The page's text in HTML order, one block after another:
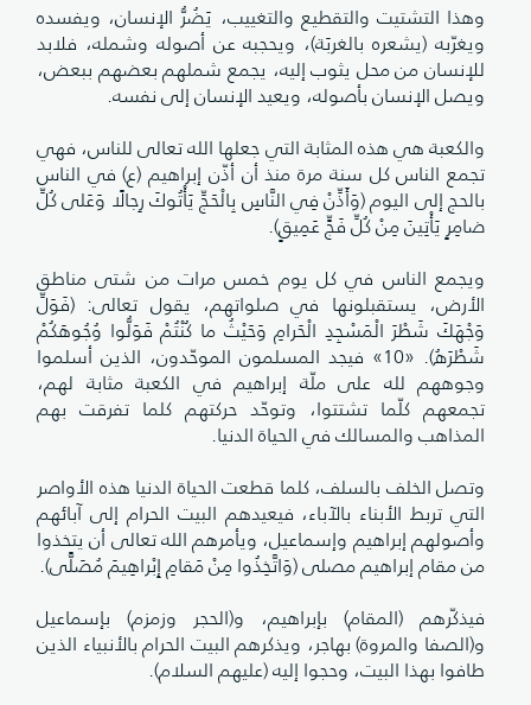
وهذا التشتيت والتقطيع والتغييب، يَضُرُّ الإنسان، ويفسده
ويغرّبه (يشعره بالغربَة)، ويحجبه عن أصوله وشمله، فلابد
للإنسان من محل يثوب إليه، يجمع شملهم بعضهم ببعض،
ويصل الإنسان بأصوله، ويعيد الإنسان إلى نفسه.
والكعبة هي هذه المثابة التي جعلها الله تعالى للناس، فهي
تجمع الناس كل سنة مرة منذ أن أذّن إبراهيم (ع) في الناس
بالحج إلى اليوم (وَأَذِّنْ فِي النَّاسِ بِالْحَجِّ يَأْتُوكَ رِجالًا وَعَلى كُلِّ
ضامِرٍ يَأْتِينَ مِنْ كُلِّ فَجٍّ عَمِيقٍ).
ويجمع الناس في كل يوم خمس مرات من شتى مناطق
الأرض، يستقبلونها في صلواتهم، يقول تعالى: (فَوَلِّ
وَجْهَكَ شَطْرَ الْمَسْجِدِ الْحَرامِ وَحَيْثُ ما كُنْتُمْ فَوَلُّوا وُجُوهَكُمْ
شَطْرَهُ). «10» فيجد المسلمون الموحّدون، الذين أسلموا
وجوههم لله على ملّة إبراهيم في الكعبة مثابة لهم،
تجمعهم كلّما تشتتوا، وتوحّد حركتهم كلما تفرقت بهم
المذاهب والمسالك في الحياة الدنيا.
وتصل الخلف بالسلف، كلما قطعت الحياة الدنيا هذه الأواصر
التي تربط الأبناء بالآباء، فيعيدهم البيت الحرام إلى آبائهم
وأصولهم إبراهيم وإسماعيل، ويأمرهم الله تعالى أن يتخذوا
من مقام إبراهيم مصلى (وَاتَّخِذُوا مِنْ مَقامِ إِبْراهِيمَ مُصَلًّى).
فيذكّرهم (المقام) بإبراهيم، و(الحجر وزمزم) بإسماعيل
و(الصفا والمروة) بهاجر، ويذكرهم البيت الحرام بالأنبياء الذين
طافوا بهذا البيت، وحجوا إليه (عليهم السلام).